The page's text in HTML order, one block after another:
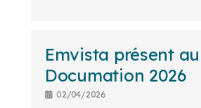
Emvista présent
Documation 2026
02/04/2026